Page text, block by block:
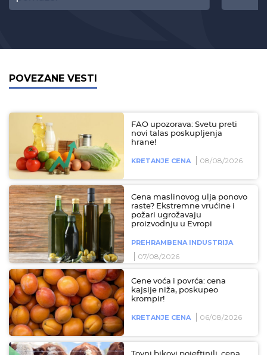
POVEZANE VESTI
FAO upozorava: Svetu preti
novi talas poskupljenja
hrane!
KRETANJE CENA 08/08/2026
Cena maslinovog ulja ponovo
raste? Ekstremne vrućine i
požari ugrožavaju
proizvodnju u Evropi
PREHRAMBENA INDUSTRIJA
07/08/2026
Cene voća i povrća: cena
kajsije niža, poskupeo
krompir!
KRETANJE CENA 06/08/2026